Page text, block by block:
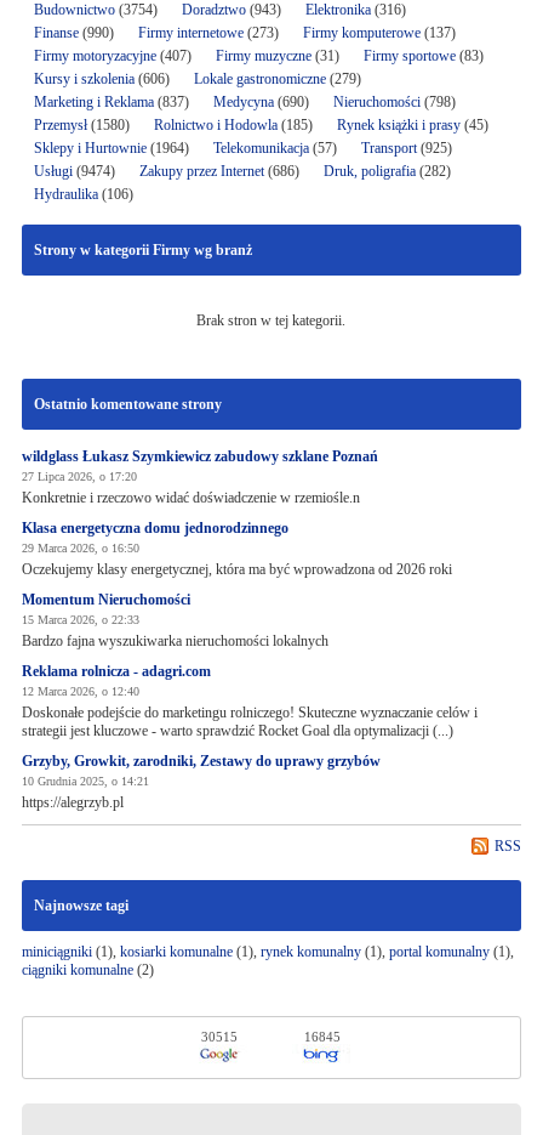
Budownictwo(3754) Doradztwo(943) Elektronika (316)
Finanse(990) Firmy internetowe (273) Firmy komputerowe(137)
Firmy motoryzacyjne(407) Firmy muzyczne(31) Firmy sportowe(83)
Kursy i szkolenia(606) Lokale gastronomiczne(279)
Marketing i Reklama(837) Medycyna(690) Nieruchomości(798)
Przemysł(1580) Rolnictwo i Hodowla(185) Rynek książki i prasy(45)
Sklepy i Hurtownie(1964) Telekomunikacja(57) Transport(925)
Usługi(9474) Zakupy przez Internet(686) Druk, poligrafia(282)
Hydraulika(106)
Strony w kategorii Firmy wg branż
Brak stron w tej kategorii.
Ostatnio komentowane strony
wildglass Łukasz Szymkiewicz zabudowy szklane Poznań
27 Lipca 2026, o 17:20
Konkretnie i rzeczowo widać doświadczenie w rzemiośle.n
Klasa energetyczna domu jednorodzinnego
29 Marca 2026, o 16:50
Oczekujemy klasy energetycznej, która ma być wprowadzona od 2026 roki
Momentum Nieruchomości
15 Marca 2026, o 22:33
Bardzo fajna wyszukiwarka nieruchomości lokalnych
Reklama rolnicza - adagri.com
12 Marca 2026, o 12:40
Doskonałe podejście do marketingu rolniczego! Skuteczne wyznaczanie celów i
strategii jest kluczowe - warto sprawdzić Rocket Goal dla optymalizacji (...)
Grzyby, Growkit, zarodniki, Zestawy do uprawy grzybów
10 Grudnia 2025, o 14:21
https://alegrzyb.pl
RSS
Najnowsze tagi
miniciągniki(1), kosiarki komunalne(1), rynek komunalny(1), portal komunalny(1),
ciągniki komunalne(2)
30515 16845